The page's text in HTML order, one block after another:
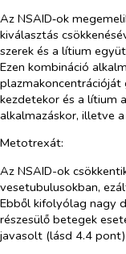
Az NSAID‑ok
kiválasztás
szerek és a lítium
Ezen kombináció
plazmakoncentrációját
kezdetekor és a lítium
alkalmazáskor, illetve
Metotrexát:
Az NSAID-ok
vesetubulusokban,
Ebből kifolyólag nagy
részesülő betegek
javasolt (lásd 4.4